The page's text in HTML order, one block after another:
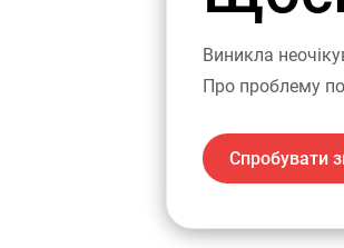
Виникла
Про проблему
Спробувати